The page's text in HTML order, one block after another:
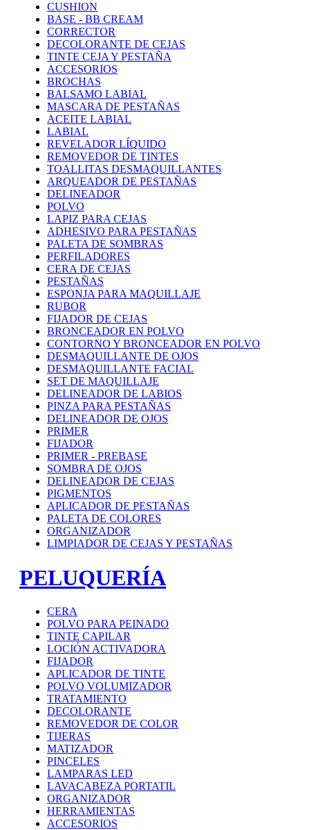
CUSHION
BASE - BB CREAM
CORRECTOR
DECOLORANTE DE CEJAS
TINTE CEJA Y PESTAÑA
ACCESORIOS
BROCHAS
BALSAMO LABIAL
MASCARA DE PESTAÑAS
ACEITE LABIAL
LABIAL
REVELADOR LÍQUIDO
REMOVEDOR DE TINTES
TOALLITAS DESMAQUILLANTES
ARQUEADOR DE PESTAÑAS
DELINEADOR
POLVO
LAPIZ PARA CEJAS
ADHESIVO PARA PESTAÑAS
PALETA DE SOMBRAS
PERFILADORES
CERA DE CEJAS
PESTAÑAS
ESPONJA PARA MAQUILLAJE
RUBOR
FIJADOR DE CEJAS
BRONCEADOR EN POLVO
CONTORNO Y BRONCEADOR EN POLVO
DESMAQUILLANTE DE OJOS
DESMAQUILLANTE FACIAL
SET DE MAQUILLAJE
DELINEADOR DE LABIOS
PINZA PARA PESTAÑAS
DELINEADOR DE OJOS
PRIMER
FIJADOR
PRIMER - PREBASE
SOMBRA DE OJOS
DELINEADOR DE CEJAS
PIGMENTOS
APLICADOR DE PESTAÑAS
PALETA DE COLORES
ORGANIZADOR
LIMPIADOR DE CEJAS Y PESTAÑAS
PELUQUERÍA
CERA
POLVO PARA PEINADO
TINTE CAPILAR
LOCIÓN ACTIVADORA
FIJADOR
APLICADOR DE TINTE
POLVO VOLUMIZADOR
TRATAMIENTO
DECOLORANTE
REMOVEDOR DE COLOR
TIJERAS
MATIZADOR
PINCELES
LAMPARAS LED
LAVACABEZA PORTATIL
ORGANIZADOR
HERRAMIENTAS
ACCESORIOS